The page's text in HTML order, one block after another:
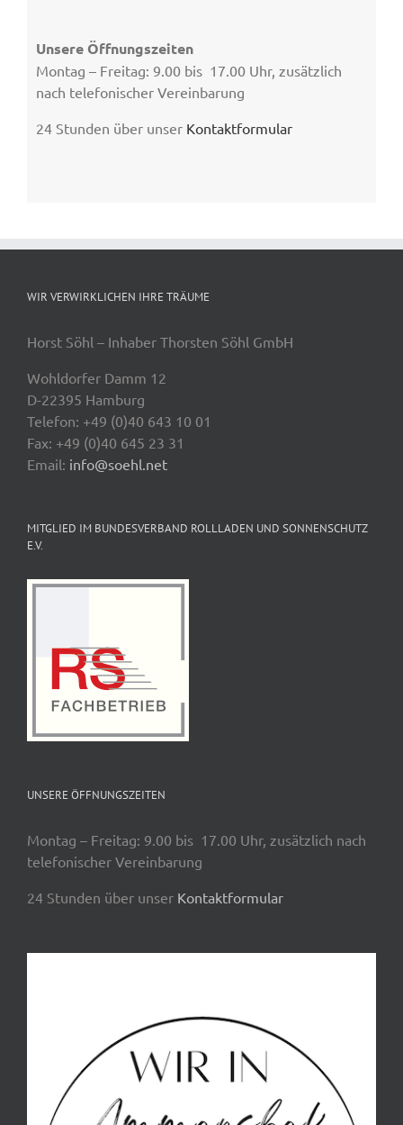
Unsere Öffnungszeiten
Montag – Freitag: 9.00 bis 17.00 Uhr, zusätzlich
nach telefonischer Vereinbarung
24 Stunden über unser Kontaktformular
WIR VERWIRKLICHEN IHRE TRÄUME
Horst Söhl – Inhaber Thorsten Söhl GmbH
Wohldorfer Damm 12
D-22395 Hamburg
Telefon: +49 (0)40 643 10 01
Fax: +49 (0)40 645 23 31
Email: info@soehl.net
MITGLIED IM BUNDESVERBAND ROLLLADEN UND SONNENSCHUTZ
E.V.
UNSERE ÖFFNUNGSZEITEN
Montag – Freitag: 9.00 bis 17.00 Uhr, zusätzlich nach
telefonischer Vereinbarung
24 Stunden über unser Kontaktformular